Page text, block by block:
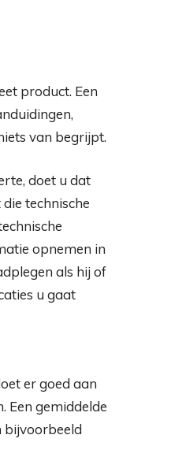
product. Een
van begrijpt.
doet u dat
technische
opnemen in
als hij of
u gaat
er goed aan
Een gemiddelde
bijvoorbeeld